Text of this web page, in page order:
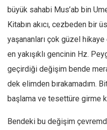
büyük sahabi Mus’ab bin
Kitabın akıcı, cezbeden bir
yaşananları çok güzel
en yakışıklı gencinin Hz.
geçirdiği değişim bende
dek elimden bırakamadım.
başlama ve tesettüre girme
Bendeki bu değişim